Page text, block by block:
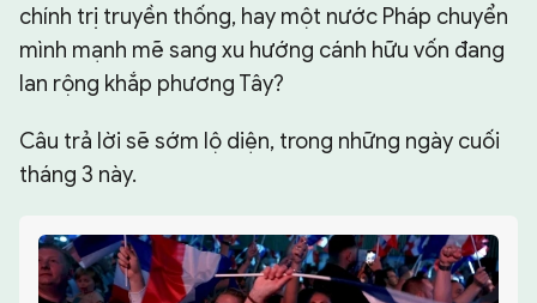
chính trị truyền thống, hay một nước Pháp chuyển
mình mạnh mẽ sang xu hướng cánh hữu vốn đang
lan rộng khắp phương Tây?
Câu trả lời sẽ sớm lộ diện, trong những ngày cuối
tháng 3 này.